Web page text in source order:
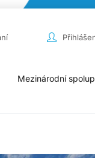
Mezinárodní